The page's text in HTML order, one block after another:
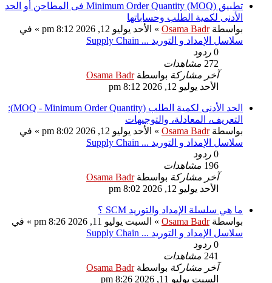
تطبيق Minimum Order Quantity (MOQ) فى المطاحن أو الحد
الأدنى لكمية الطلب وحساباتها
بواسطةOsama Badr
» الأحد يوليو 12, 2026 8:12 pm
» في
سلاسل الإمداد و التوريد ... Supply Chain
0 ردود
272 مشاهدات
آخر مشاركة بواسطةOsama Badr
الأحد يوليو 12, 2026 8:12 pm
الحد الأدنى لكمية الطلب (MOQ - Minimum Order Quantity):
التعريف، المعادلة، والتوجيهات
بواسطةOsama Badr
» الأحد يوليو 12, 2026 8:02 pm
» في
سلاسل الإمداد و التوريد ... Supply Chain
0 ردود
196 مشاهدات
آخر مشاركة بواسطةOsama Badr
الأحد يوليو 12, 2026 8:02 pm
ما هي سلسلة الإمداد والتوريد SCM ؟
بواسطةOsama Badr
» السبت يوليو 11, 2026 8:26 pm
» في
سلاسل الإمداد و التوريد ... Supply Chain
0 ردود
241 مشاهدات
آخر مشاركة بواسطةOsama Badr
السبت يوليو 11, 2026 8:26 pm